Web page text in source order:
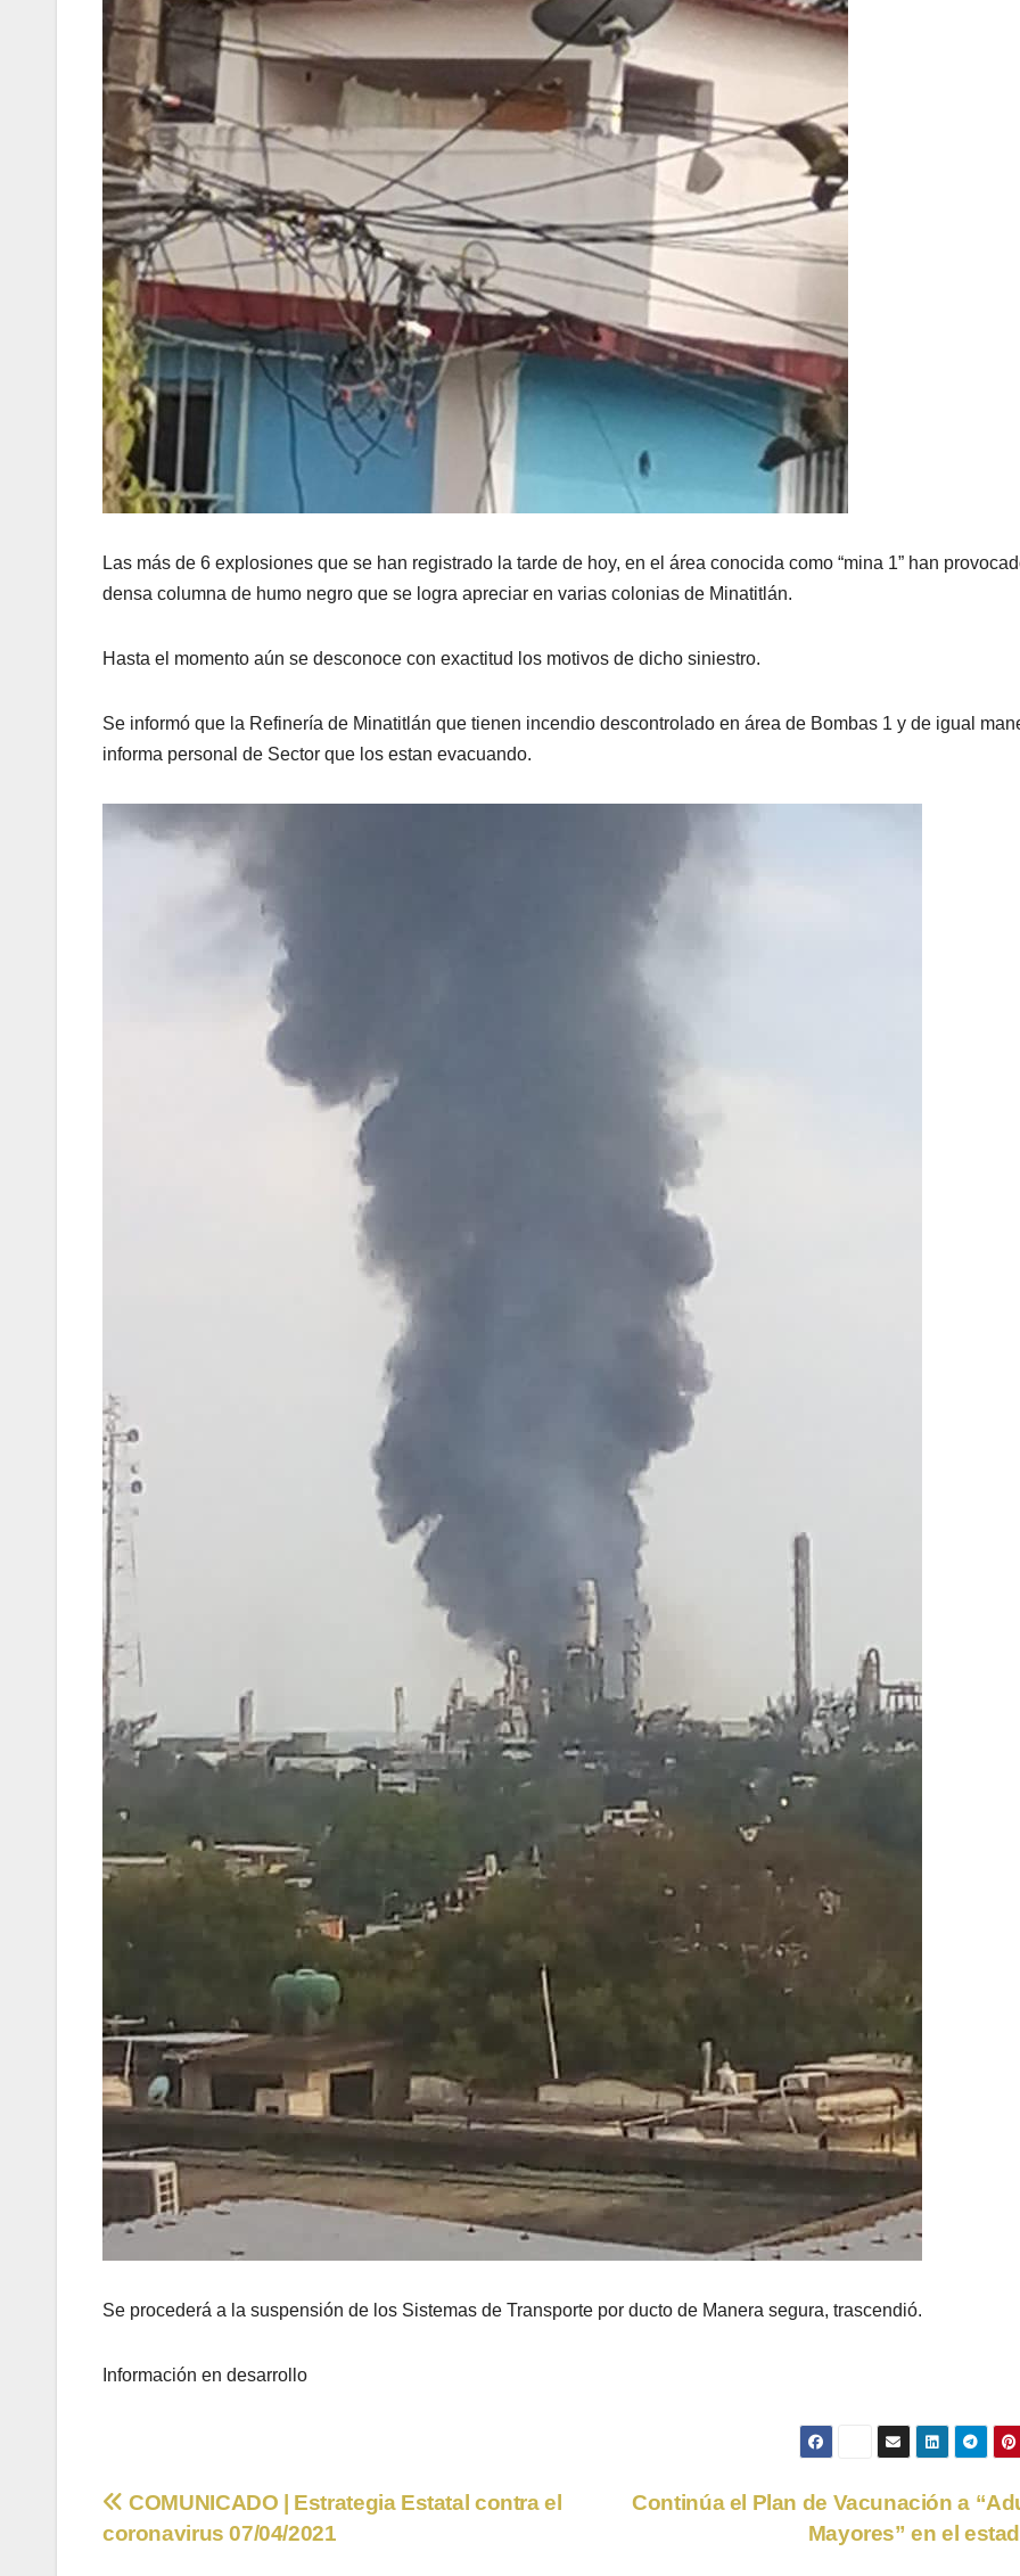
Las más de 6 explosiones que se han registrado la tarde de hoy, en el área conocida como “mina 1” han
densa columna de humo negro que se logra apreciar en varias colonias de Minatitlán.
Hasta el momento aún se desconoce con exactitud los motivos de dicho siniestro.
Se informó que la Refinería de Minatitlán que tienen incendio descontrolado en área de Bombas 1 y de igual
informa personal de Sector que los estan evacuando.
Se procederá a la suspensión de los Sistemas de Transporte por ducto de Manera segura, trascendió.
Información en desarrollo
Navegación
Continúa el Plan de Vacunación a
Mayores” en el
COMUNICADO | Estrategia Estatal contra el
coronavirus 07/04/2021